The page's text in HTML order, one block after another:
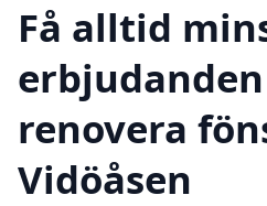
Få alltid
renovera
Vidöåsen